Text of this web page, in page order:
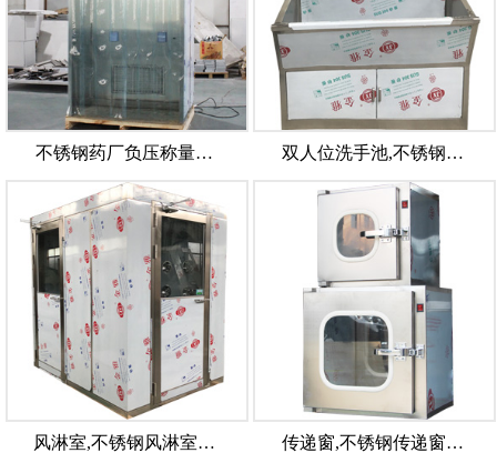
不锈钢药厂负压称量… 双人位洗手池,不锈钢…
风淋室,不锈钢风淋室… 传递窗,不锈钢传递窗…